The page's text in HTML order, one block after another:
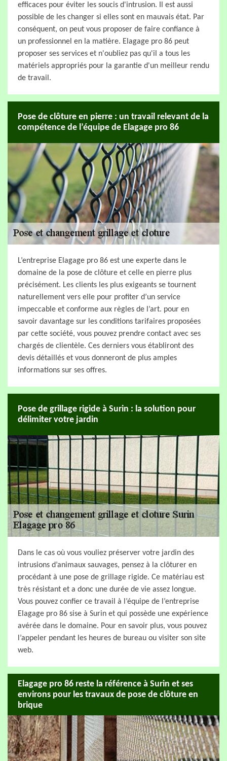
efficaces pour éviter les soucis d'intrusion. Il est aussi
possible de les changer si elles sont en mauvais état. Par
conséquent, on peut vous proposer de faire confiance à
un professionnel en la matière. Elagage pro 86 peut
proposer ses services et n'oubliez pas qu'il a tous les
matériels appropriés pour la garantie d'un meilleur rendu
de travail.
Pose de clôture en pierre : un travail relevant de la
compétence de l’équipe de Elagage pro 86
L’entreprise Elagage pro 86 est une experte dans le
domaine de la pose de clôture et celle en pierre plus
précisément. Les clients les plus exigeants se tournent
naturellement vers elle pour profiter d’un service
impeccable et conforme aux règles de l’art. pour en
savoir davantage sur les conditions tarifaires proposées
par cette société, vous pouvez prendre contact avec ses
chargés de clientèle. Ces derniers vous établiront des
devis détaillés et vous donneront de plus amples
informations sur ses offres.
Pose de grillage rigide à Surin : la solution pour
délimiter votre jardin
Dans le cas où vous vouliez préserver votre jardin des
intrusions d’animaux sauvages, pensez à la clôturer en
procédant à une pose de grillage rigide. Ce matériau est
très résistant et a donc une durée de vie assez longue.
Vous pouvez confier ce travail à l’équipe de l’entreprise
Elagage pro 86 sise à Surin et qui possède une expérience
avérée dans le domaine. Pour en savoir plus, vous pouvez
l’appeler pendant les heures de bureau ou visiter son site
web.
Elagage pro 86 reste la référence à Surin et ses
environs pour les travaux de pose de clôture en
brique